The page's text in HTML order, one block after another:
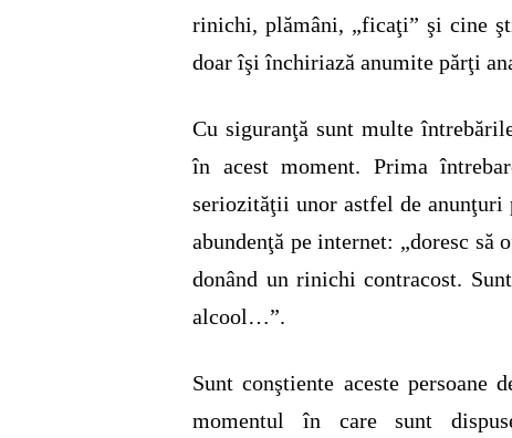
rinichi, plămâni, „ficaţi” şi cine
doar îşi închiriază anumite părţi
Cu siguranţă sunt multe
în acest moment. Prima
seriozităţii unor astfel de
abundenţă pe internet: „doresc să
donând un rinichi contracost.
alcool…”.
Sunt conştiente aceste persoane
momentul în care sunt